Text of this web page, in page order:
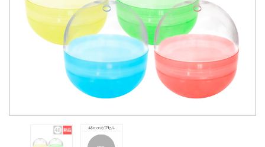
販促用空カプセル
レンタル
景品・玩具・文具
販促用カプセルトイ